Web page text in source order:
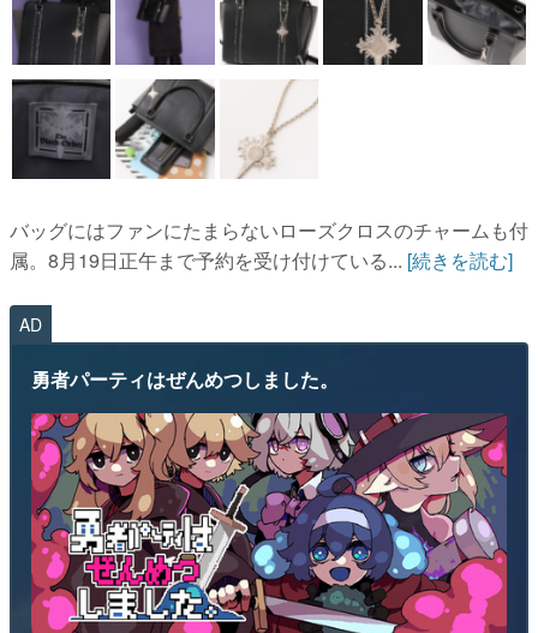
バッグにはファンにたまらないローズクロスのチャームも付
属。8月19日正午まで予約を受け付けている...
AD
“ぜんめつ”してしまった勇者パーティから1人だけ選んで、ともに迷
宮からの脱出を目指すダンジョン探索RPGです。 ただし勇者は「は
い/いいえ」しか喋れず、魔法使いは魔法が使えず、戦士は可愛らし